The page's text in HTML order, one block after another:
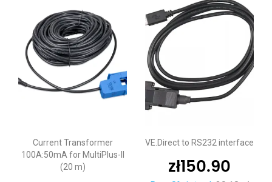
Current Transformer
100A:50mA for MultiPlus-II
(20 m)
VE.Direct to RS232 interface
zł150.90